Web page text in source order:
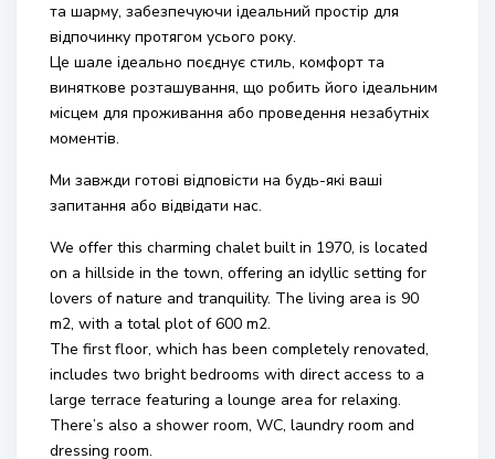
та шарму, забезпечуючи ідеальний простір для
відпочинку протягом усього року.
Це шале ідеально поєднує стиль, комфорт та
виняткове розташування, що робить його ідеальним
місцем для проживання або проведення незабутніх
моментів.
Ми завжди готові відповісти на будь-які ваші
запитання або відвідати нас.
We offer this charming chalet built in 1970, is located
on a hillside in the town, offering an idyllic setting for
lovers of nature and tranquility. The living area is 90
m2, with a total plot of 600 m2.
The first floor, which has been completely renovated,
includes two bright bedrooms with direct access to a
large terrace featuring a lounge area for relaxing.
There’s also a shower room, WC, laundry room and
dressing room.